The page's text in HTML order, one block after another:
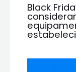
Black